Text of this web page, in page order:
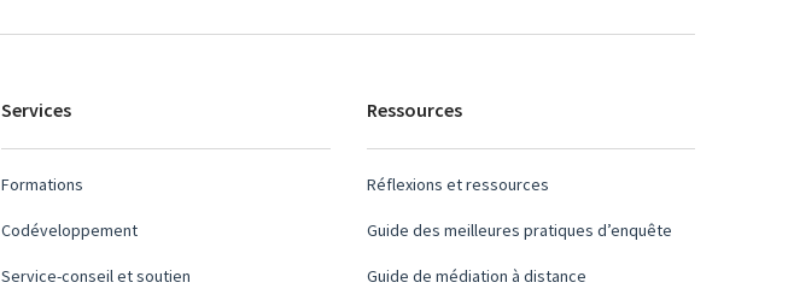
Services
Formations
Codéveloppement
Service-conseil et soutien
Ressources
Réflexions et ressources
Guide des meilleures pratiques d’enquête
Guide de médiation à distance